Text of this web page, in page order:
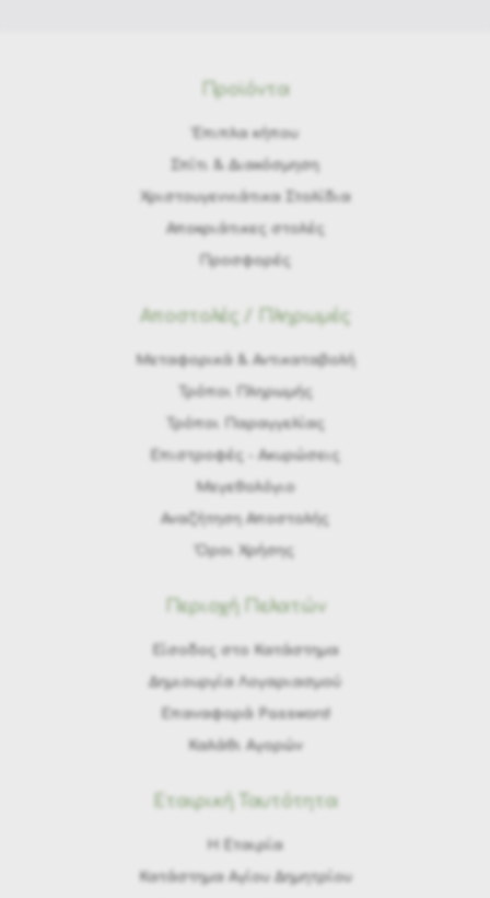
Προϊόντα
Έπιπλα κήπου
Σπίτι & Διακόσμηση
Χριστουγεννιάτικα Στολίδια
Αποκριάτικες στολές
Προσφορές
Αποστολές / Πληρωμές
Μεταφορικά & Αντικαταβολή
Τρόποι Πληρωμής
Τρόποι Παραγγελίας
Eπιστροφές - Ακυρώσεις
Μεγεθολόγιο
Αναζήτηση Αποστολής
Όροι Χρήσης
Περιοχή Πελατών
Είσοδος στο Κατάστημα
Δημιουργία Λογαριασμού
Επαναφορά Password
Καλάθι Αγορών
Εταιρική Ταυτότητα
H Εταιρία
Κατάστημα Αγίου Δημητρίου